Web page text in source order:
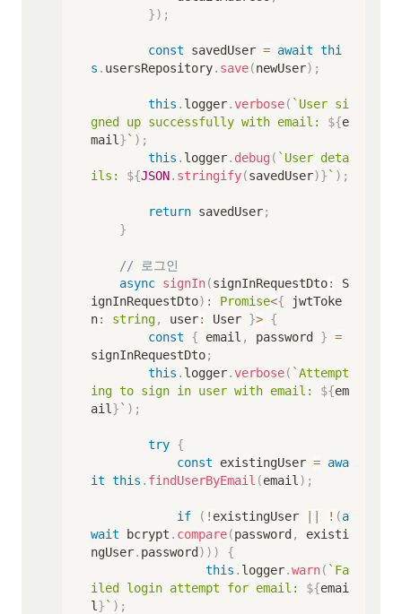
}) ;
const savedUser = await thi
s . usersRepository. save(newUser) ;
this . logger.verbose( ` User si
gned up successfully with email: ${e
mail } ` ) ;
this . logger. debug ( ` User deta
ils: ${JSON. stringify(savedUser)} ` ) ;
return savedUser;
}
// 로그인
async signIn(signInRequestDto:
S
ignInRequestDto) : Promise<{ jwtToke
n: string, user: User }> {
const
{ email , password } =
signInRequestDto;
this . logger.verbose( `Attempt
ing to sign in user with email: ${em
ail } ` ) ;
try {
const existingUser = awa
it this . findUserByEmail (email ) ;
if ( ! existingUser ! (a
wait bcrypt . compare(password ,
existi
ngUser. password ) ) )
{
this . logger.warn( ` Fa
iled login attempt for email: ${emai
l } ` ) ;